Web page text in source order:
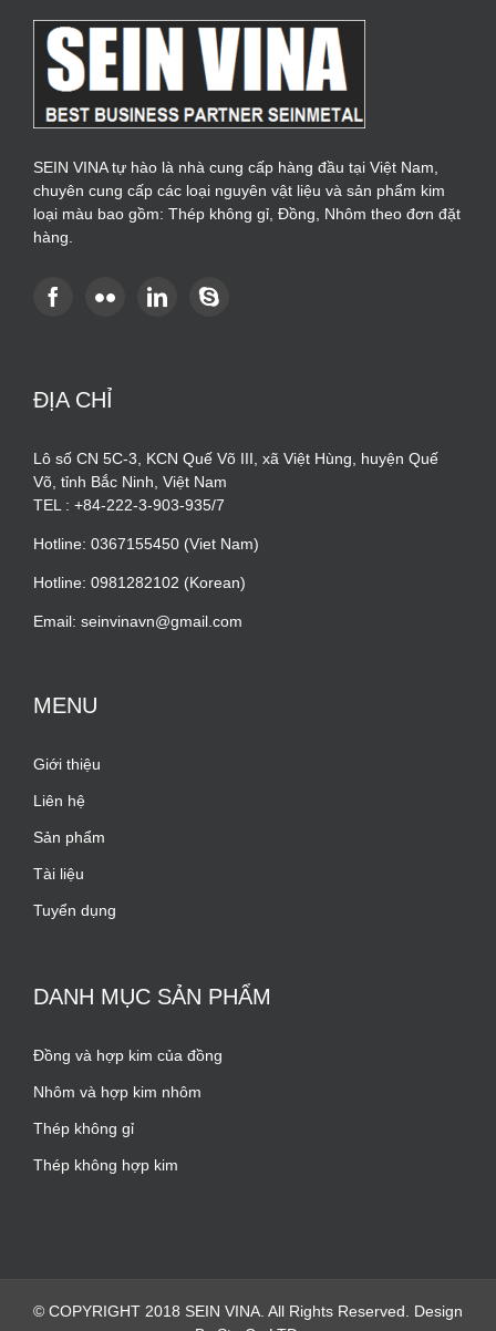
SEIN VINA tự hào là nhà cung cấp hàng đầu tại Việt Nam,
chuyên cung cấp các loại nguyên vật liệu và sản phẩm kim
loại màu bao gồm: Thép không gỉ, Đồng, Nhôm theo đơn đặt
hàng.
ĐỊA CHỈ
Lô số CN 5C-3, KCN Quế Võ III, xã Việt Hùng, huyện Quế
Võ, tỉnh Bắc Ninh, Việt Nam
TEL : +84-222-3-903-935/7
Hotline: 0367155450 (Viet Nam)
Hotline: 0981282102 (Korean)
Email: seinvinavn@gmail.com
MENU
Giới thiệu
Liên hệ
Sản phẩm
Tài liệu
Tuyển dụng
DANH MỤC SẢN PHẨM
Đồng và hợp kim của đồng
Nhôm và hợp kim nhôm
Thép không gỉ
Thép không hợp kim
© COPYRIGHT 2018 SEIN VINA. All Rights Reserved. Design